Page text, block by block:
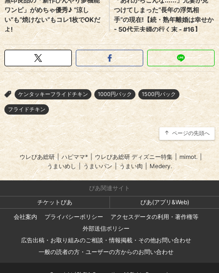
> ケンタッキーフライドチキン 1000円パック 1500円パック
フライドチキン
ページの先頭へ
ウレぴあ総研 ハピママ* ウレぴあ総研 ディズニー特集 | mimot.
うまいめし
うまいパン | うまい肉 Medery.
ぴあ関連サイト
チケットぴあ
ぴあ(アプリ&Web)
会社案内
プライバシーポリシー
アクセスデータの利用・著作権等
外部送信ポリシー
広告出稿・お取り組みのご相談・情報掲載・その他お問い合わせ
一般の読者の方・ユーザーの方からのお問い合わせ